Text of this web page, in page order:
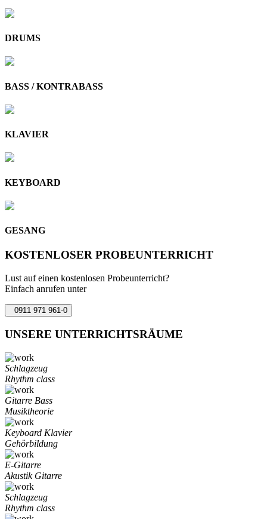
DRUMS
BASS / KONTRABASS
KLAVIER
KEYBOARD
GESANG
KOSTENLOSER PROBEUNTERRICHT
Lust auf einen kostenlosen Probeunterricht?
Einfach anrufen unter
0911 971 961-0
UNSERE UNTERRICHTSRÄUME
Schlagzeug
Rhythm class
Gitarre Bass
Musiktheorie
Keyboard Klavier
Gehörbildung
E-Gitarre
Akustik Gitarre
Schlagzeug
Rhythm class